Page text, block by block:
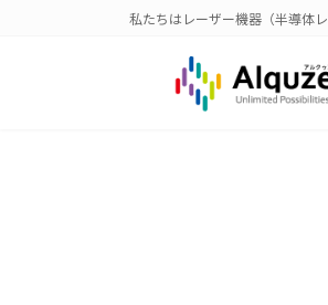
私たちはレーザー機器（半導体